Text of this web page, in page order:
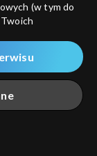
widzenia
(w tym do
przez
dalej